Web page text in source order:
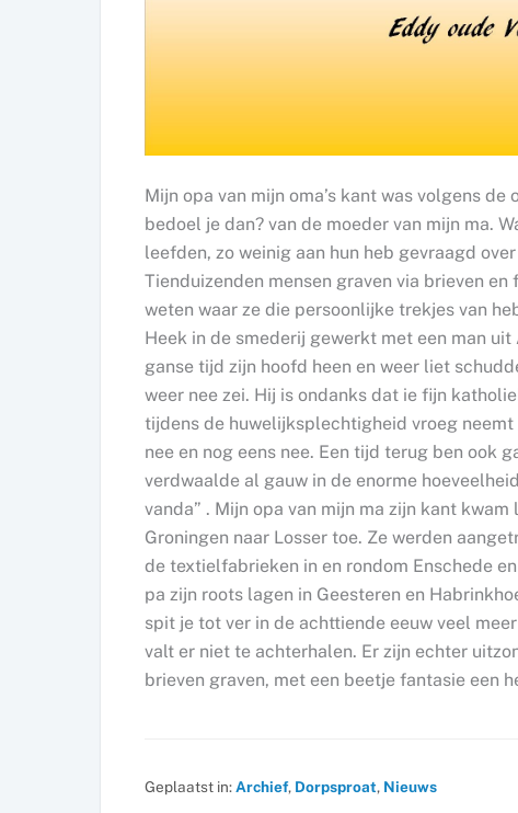
Mijn opa van mijn oma’s kant was volgens
bedoel je dan? van de moeder van mijn ma.
leefden, zo weinig aan hun heb gevraagd
Tienduizenden mensen graven via brieven
weten waar ze die persoonlijke trekjes van
Heek in de smederij gewerkt met een man
ganse tijd zijn hoofd heen en weer liet
weer nee zei. Hij is ondanks dat ie fijn
tijdens de huwelijksplechtigheid vroeg
nee en nog eens nee. Een tijd terug ben ook
verdwaalde al gauw in de enorme
vanda” . Mijn opa van mijn ma zijn kant
Groningen naar Losser toe. Ze werden
de textielfabrieken in en rondom Enschede
pa zijn roots lagen in Geesteren en
spit je tot ver in de achttiende eeuw veel
valt er niet te achterhalen. Er zijn echter
brieven graven, met een beetje fantasie een
Geplaatst in:Archief, Dorpsproat, Nieuws